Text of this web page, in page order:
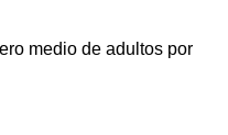
medio de adultos por